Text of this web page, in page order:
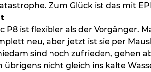
Zum Glück ist das mit
P8 ist flexibler als der Vorgänger.
neu, aber jetzt ist sie per
sind hoch zufrieden, gehen
übrigens nicht gleich ins kalte